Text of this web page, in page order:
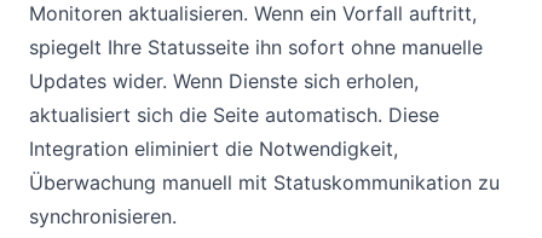
Monitoren aktualisieren. Wenn ein Vorfall auftritt,
spiegelt Ihre Statusseite ihn sofort ohne manuelle
Updates wider. Wenn Dienste sich erholen,
aktualisiert sich die Seite automatisch. Diese
Integration eliminiert die Notwendigkeit,
Überwachung manuell mit Statuskommunikation zu
synchronisieren.